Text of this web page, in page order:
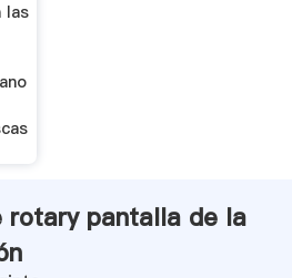
las
rotary pantalla de la